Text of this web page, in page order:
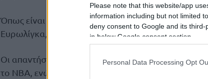
Please note that this website/app
information including but not limited
deny consent to Google and its
in below Google consent section.
Personal Data Processing Opt
Όπως είναι φυσικό, οι επιλογές ήταν πολλές, με
Ευρωλίγκα, όπως οι
Σέιν ΛάρκινκαιΦακούντο
Οι απαντήσεις δεν περιορίστηκαν εκεί, ενώ υπήρχε
το ΝΒΑ, ενώ ένας άλλος δεν ήθελε κανέναν άλλο